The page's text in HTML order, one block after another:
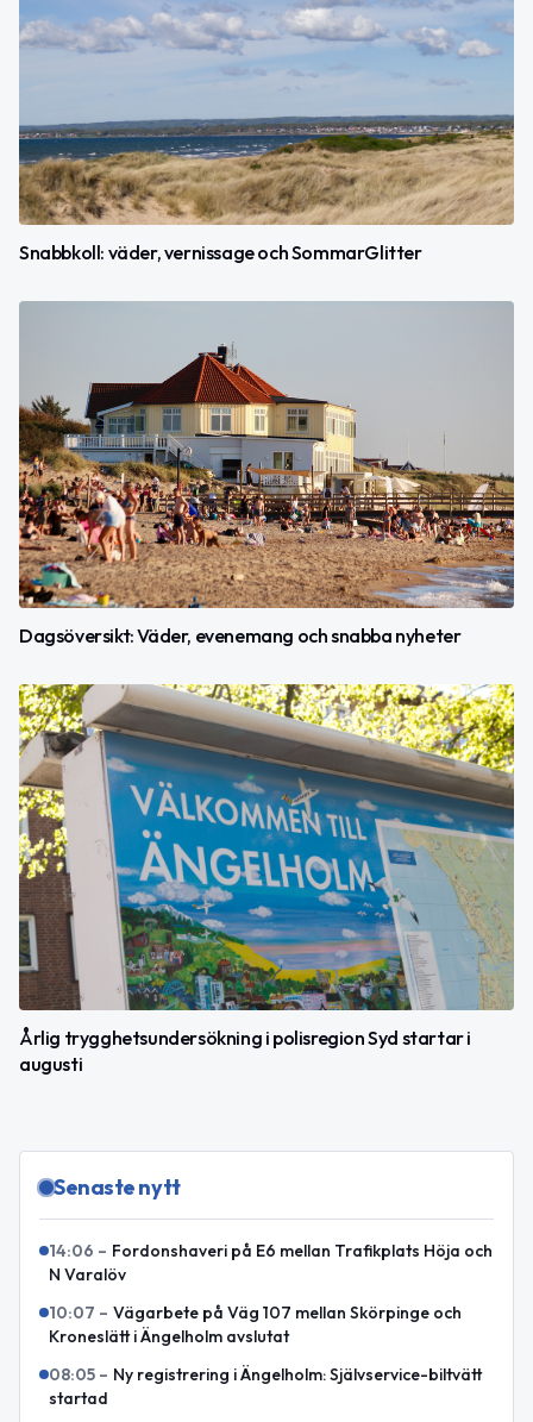
Snabbkoll: väder, vernissage och SommarGlitter
Dagsöversikt: Väder, evenemang och snabba nyheter
Årlig trygghetsundersökning i polisregion Syd startar i
augusti
Senaste nytt
14:06 – Fordonshaveri på E6 mellan Trafikplats Höja och
N Varalöv
10:07 – Vägarbete på Väg 107 mellan Skörpinge och
Kroneslätt i Ängelholm avslutat
08:05 – Ny registrering i Ängelholm: Självservice-biltvätt
startad